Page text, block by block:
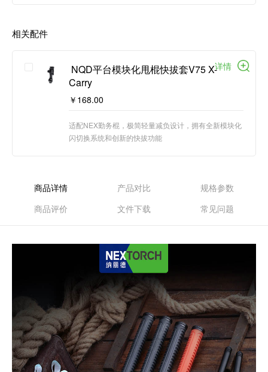
相关配件
Carry
￥168.00
适配NEX勤务棍，极简轻量减负设计，拥有全新模块化
闪切换系统和创新的快拔功能
详情
商品详情 产品对比
规格参数
商品评价
文件下载 常见问题